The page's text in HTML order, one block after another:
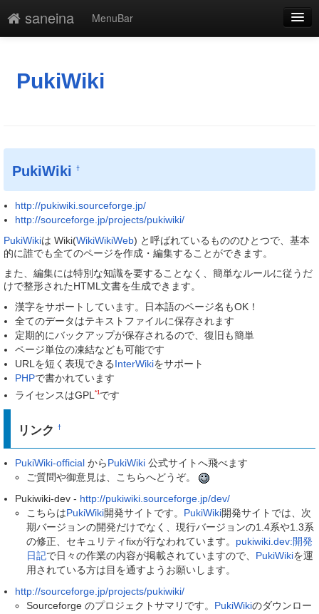
saneina
MenuBar
添付
一覧
単語検索
PukiWiki
PukiWiki †
http://pukiwiki.sourceforge.jp/
http://sourceforge.jp/projects/pukiwiki/
PukiWikiは Wiki(WikiWikiWeb) と呼ばれているもののひとつで、基本
的に誰でも全てのページを作成・編集することができます。
また、編集には特別な知識を要することなく、簡単なルールに従うだ
けで整形されたHTML文書を生成できます。
漢字をサポートしています。日本語のページ名もOK！
全てのデータはテキストファイルに保存されます
定期的にバックアップが保存されるので、復旧も簡単
ページ単位の凍結なども可能です
URLを短く表現できるInterWikiをサポート
PHPで書かれています
ライセンスはGPL *1です
リンク†
PukiWiki-official からPukiWiki 公式サイトへ飛べます
ご質問や御意見は、こちらへどうぞ。
Pukiwiki-dev - http://pukiwiki.sourceforge.jp/dev/
こちらはPukiWiki開発サイトです。 PukiWiki開発サイトでは、次
期バージョンの開発だけでなく、現行バージョンの1.4系や1.3系
の修正、セキュリティfixが行なわれています。 pukiwiki.dev:開発
日記で日々の作業の内容が掲載されていますので、 PukiWikiを運
用されている方は目を通すようお願いします。
http://sourceforge.jp/projects/pukiwiki/
Sourceforge のプロジェクトサマリです。 PukiWikiのダウンロー